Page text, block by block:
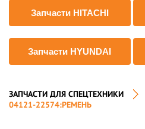
Запчасти HITACHI
Запчасти HYUNDAI
ЗАПЧАСТИ ДЛЯ СПЕЦТЕХНИКИ
04121-22574:РЕМЕНЬ